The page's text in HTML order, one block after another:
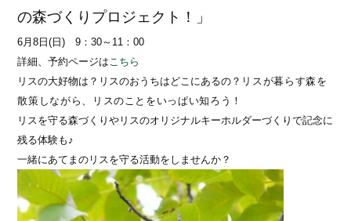
の森づくりプロジェクト！」
6月8日(日) 9：30～11：00
詳細、予約ページは こちら
リスの大好物は？リスのおうちはどこにあるの？ リスが暮らす森を
散策しながら、リスのことをいっぱい知ろう！
リスを守る森づくりやリスのオリジナルキーホルダーづくりで記念に
残る体験も♪
一緒にあてまのリスを守る活動をしませんか？